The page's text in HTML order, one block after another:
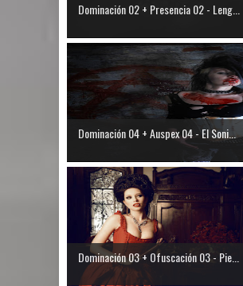
Dominación 02 + Presencia 02 - Leng...
Dominación 04 + Auspex 04 - El Soni...
Dominación 03 + Ofuscación 03 - Pie...